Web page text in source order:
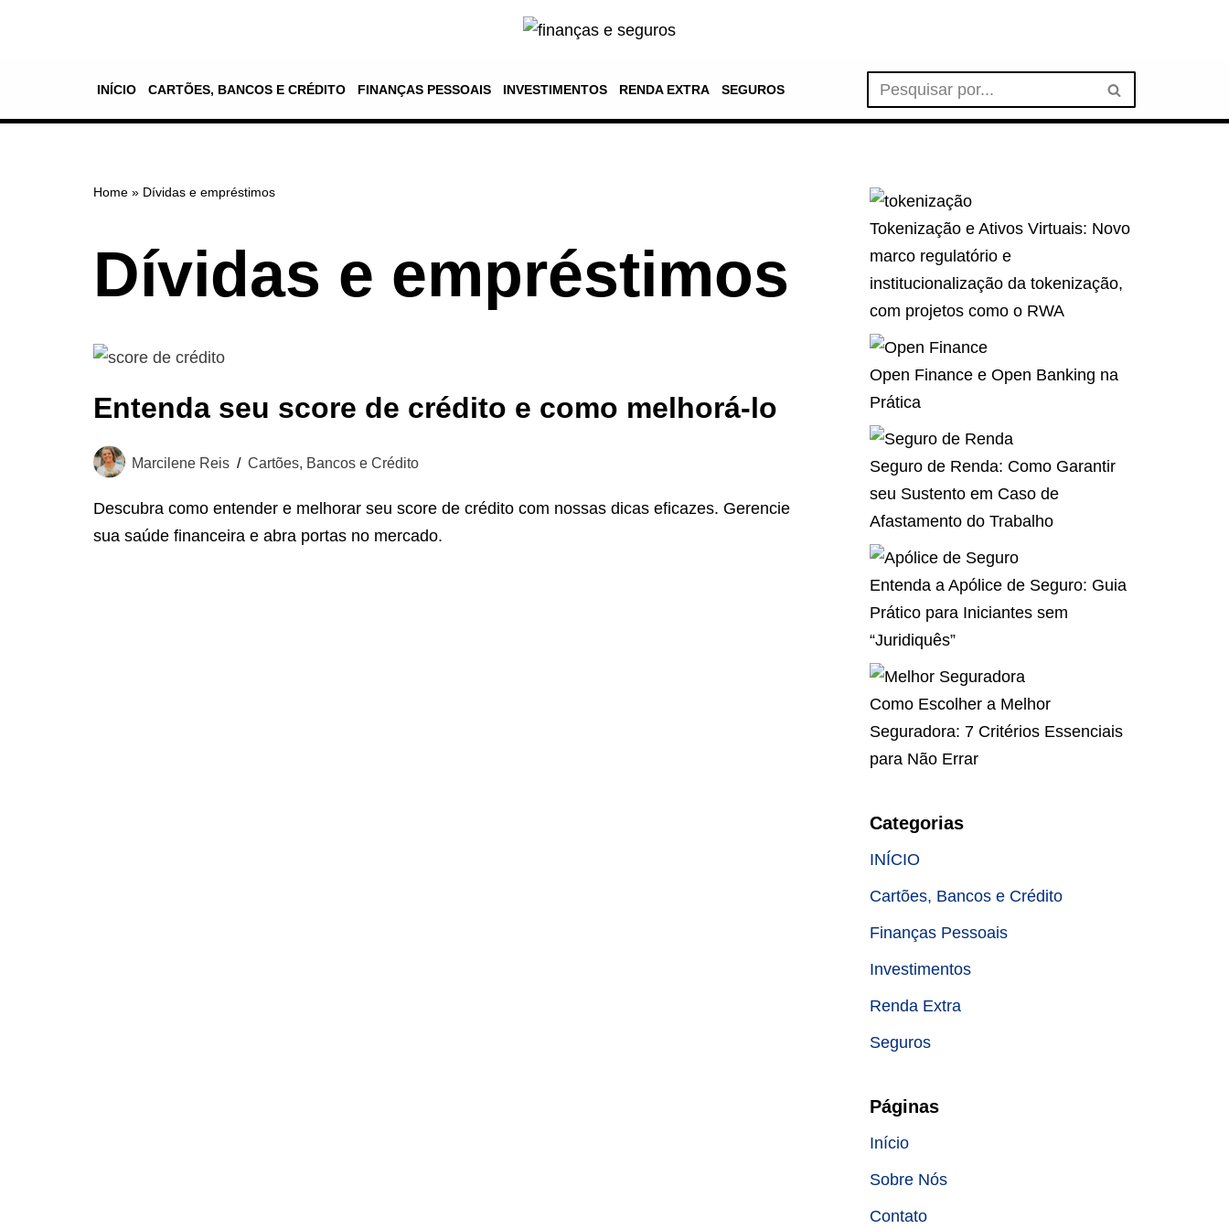
INÍCIO CARTÕES, BANCOS E CRÉDITO FINANÇAS PESSOAIS INVESTIMENTOS RENDA EXTRA SEGUROS
Home » Dívidas e empréstimos
Dívidas e empréstimos
Entenda seu score de crédito e como melhorá-lo
Marcilene Reis Cartões, Bancos e Crédito
Descubra como entender e melhorar seu score de crédito com nossas dicas eficazes. Gerencie
sua saúde financeira e abra portas no mercado.
Tokenização e Ativos Virtuais: Novo
marco regulatório e
institucionalização da tokenização,
com projetos como o RWA
Open Finance e Open Banking na
Prática
Seguro de Renda: Como Garantir
seu Sustento em Caso de
Afastamento do Trabalho
Entenda a Apólice de Seguro: Guia
Prático para Iniciantes sem
“Juridiquês”
Como Escolher a Melhor
Seguradora: 7 Critérios Essenciais
para Não Errar
Categorias
INÍCIO
Cartões, Bancos e Crédito
Finanças Pessoais
Investimentos
Renda Extra
Seguros
Páginas
Início
Sobre Nós
Contato